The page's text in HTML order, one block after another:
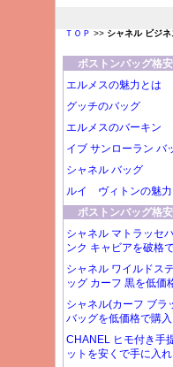
ＴＯＰ >> シャネル ビジ
ボストンバッグ格
エルメスの魅力とは
グッチのバッグ
エルメスのバーキン
イブ サンローラン バ
シャネル バッグ
ルイ ヴィトンの魅力
ボストンバッグ格
シャネル マトラッセ
ンク キャビアを破格
シャネル ワイルドス
ッグ カーフ 黒を低価
シャネル(カーフ ブラ
バッグを低価格で購入
CHANEL ヒモ付き手
ットを安くで手に入